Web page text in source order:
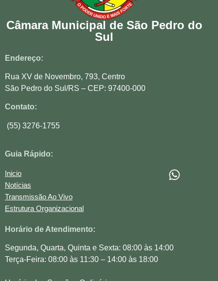
Câmara Municipal de São Pedro do
Sul
Endereço:
Rua XV de Novembro, 793, Centro
São Pedro do Sul/RS – CEP: 97400-000
Contato:
(55) 3276-1755
Guia Rápido:
Inicio
Notícias
Transmissão Ao Vivo
Estrutura Organizacional
Horário de Atendimento:
Segunda, Quarta, Quinta e Sexta: 08:00 às 14:00
Terça-Feira: 08:00 às 11:30 – 14:00 às 18:00